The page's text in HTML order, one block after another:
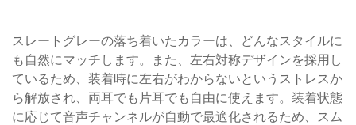
スレートグレーの落ち着いたカラーは、どんなスタイルに
も自然にマッチします。また、左右対称デザインを採用し
ているため、装着時に左右がわからないというストレスか
ら解放され、両耳でも片耳でも自由に使えます。装着状態
に応じて音声チャンネルが自動で最適化されるため、スム